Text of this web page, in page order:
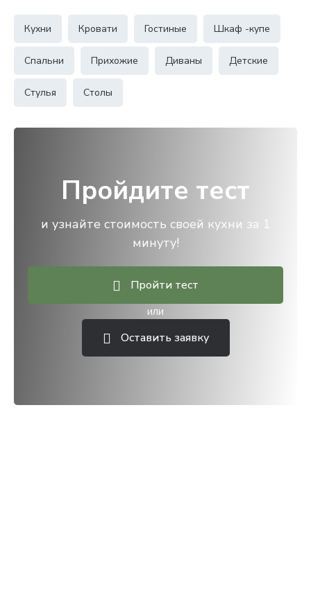
Кухни Кровати Гостиные Шкаф -купе
Спальни Прихожие Диваны Детские
Стулья Столы
Пройдите тест
и узнайте стоимость своей кухни за 1
минуту!
Пройти тест
или
Оставить заявку